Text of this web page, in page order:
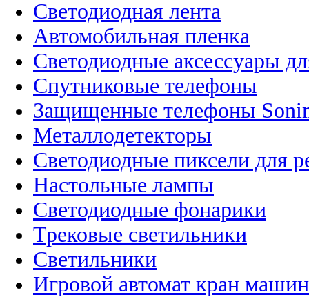
Светодиодная лента
Автомобильная пленка
Светодиодные аксессуары
Спутниковые телефоны
Защищенные телефоны
Металлодетекторы
Светодиодные пиксели для
Настольные лампы
Светодиодные фонарики
Трековые светильники
Светильники
Игровой автомат кран